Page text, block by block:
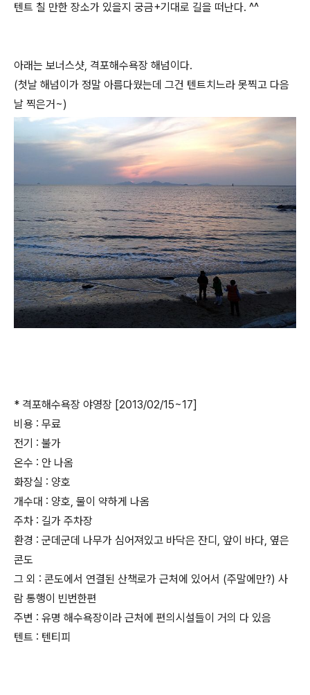
텐트 칠 만한 장소가 있을지 궁금+기대로 길을 떠난다. ^^
아래는 보너스샷, 격포해수욕장 해넘이다.
(첫날 해넘이가 정말 아름다웠는데 그건 텐트치느라 못찍고 다음
날 찍은거~)
* 격포해수욕장 야영장 [2013/02/15~17]
비용 : 무료
전기 : 불가
온수 : 안 나옴
화장실 : 양호
개수대 : 양호, 물이 약하게 나옴
주차 : 길가 주차장
환경 : 군데군데 나무가 심어져있고 바닥은 잔디, 앞이 바다, 옆은
콘도
그 외 : 콘도에서 연결된 산책로가 근처에 있어서 (주말에만?) 사
람 통행이 빈번한편
주변 : 유명 해수욕장이라 근처에 편의시설들이 거의 다 있음
텐트 : 텐티피